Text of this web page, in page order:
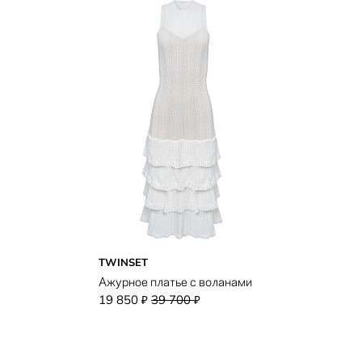
TWINSET
Ажурное платье с воланами
19 850 ₽ 39 700₽